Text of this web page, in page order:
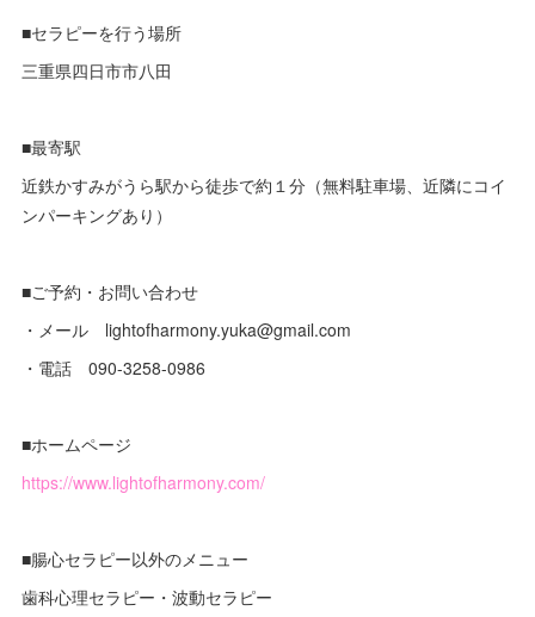
■セラピーを行う場所
三重県四日市市八田
■最寄駅
近鉄かすみがうら駅から徒歩で約１分（無料駐車場、近隣にコイ
ンパーキングあり）
■ご予約・お問い合わせ
・メール lightofharmony.yuka@gmail.com
・電話 090-3258-0986
■ホームページ
https://www.lightofharmony.com/
■腸心セラピー以外のメニュー
歯科心理セラピー・波動セラピー